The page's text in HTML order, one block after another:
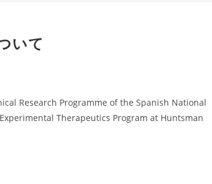
いて
Research Programme of the Spanish National
Therapeutics Program at Huntsman